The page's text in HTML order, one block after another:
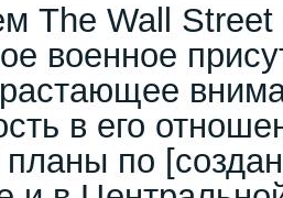
The Wall
военное
в его
планы по